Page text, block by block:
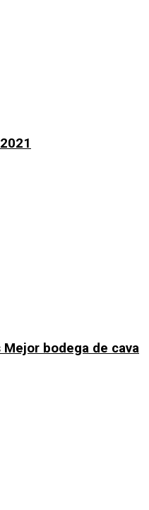
bodega de cava